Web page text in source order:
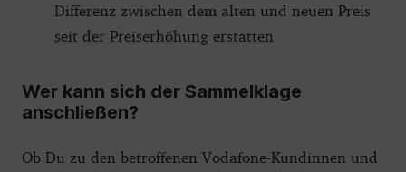
Differenz zwischen dem alten und neuen Preis
seit der Preiserhöhung erstatten
Wer kann sich der Sammelklage
anschließen?
Ob Du zu den betroffenen Vodafone-Kundinnen und